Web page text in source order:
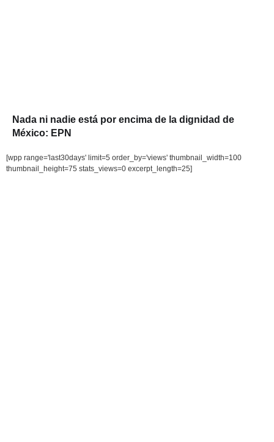
Nada ni nadie está por encima de la dignidad de
México: EPN
[wpp range='last30days' limit=5 order_by='views' thumbnail_width=100
thumbnail_height=75 stats_views=0 excerpt_length=25]